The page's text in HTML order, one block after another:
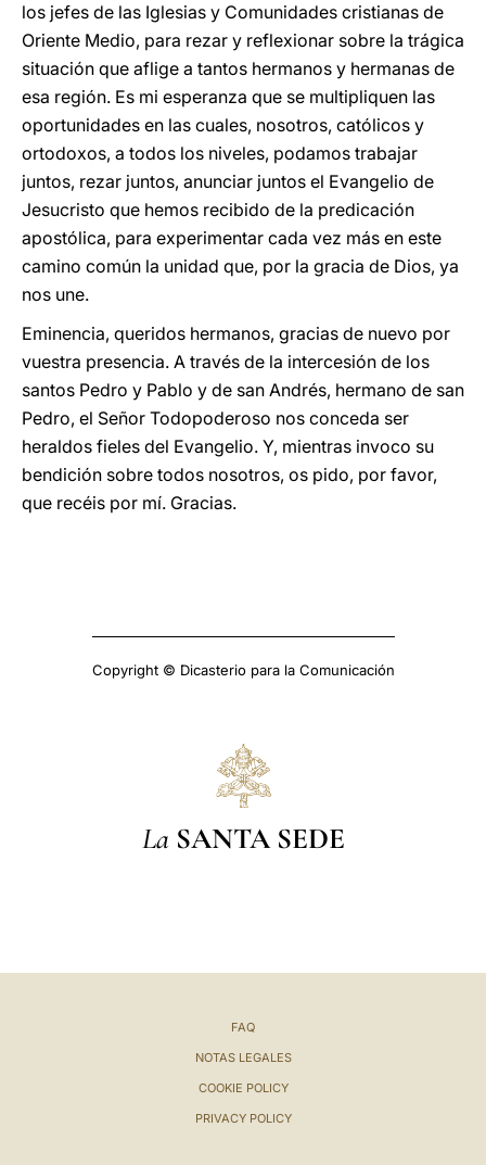
los jefes de las Iglesias y Comunidades cristianas de
Oriente Medio, para rezar y reflexionar sobre la trágica
situación que aflige a tantos hermanos y hermanas de
esa región. Es mi esperanza que se multipliquen las
oportunidades en las cuales, nosotros, católicos y
ortodoxos, a todos los niveles, podamos trabajar
juntos, rezar juntos, anunciar juntos el Evangelio de
Jesucristo que hemos recibido de la predicación
apostólica, para experimentar cada vez más en este
camino común la unidad que, por la gracia de Dios, ya
nos une.
Eminencia, queridos hermanos, gracias de nuevo por
vuestra presencia. A través de la intercesión de los
santos Pedro y Pablo y de san Andrés, hermano de san
Pedro, el Señor Todopoderoso nos conceda ser
heraldos fieles del Evangelio. Y, mientras invoco su
bendición sobre todos nosotros, os pido, por favor,
que recéis por mí. Gracias.
Copyright © Dicasterio para la Comunicación
La SANTA SEDE
FAQ
NOTAS LEGALES
COOKIE POLICY
PRIVACY POLICY